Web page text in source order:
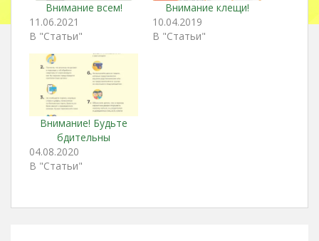
Внимание всем!
11.06.2021
В "Статьи"
Внимание клещи!
10.04.2019
В "Статьи"
Внимание! Будьте
бдительны
04.08.2020
В "Статьи"